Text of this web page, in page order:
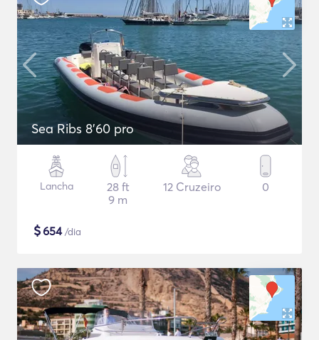
Sea Ribs 8'60 pro
Lancha
28 ft
9 m
12 Cruzeiro 0
$654/dia